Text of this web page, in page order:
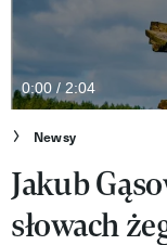
Styl życia
Kultura
Wideo
Nasze akcje
VIVA!ART
0:00 / 2:04
Newsy
Jakub
słowach